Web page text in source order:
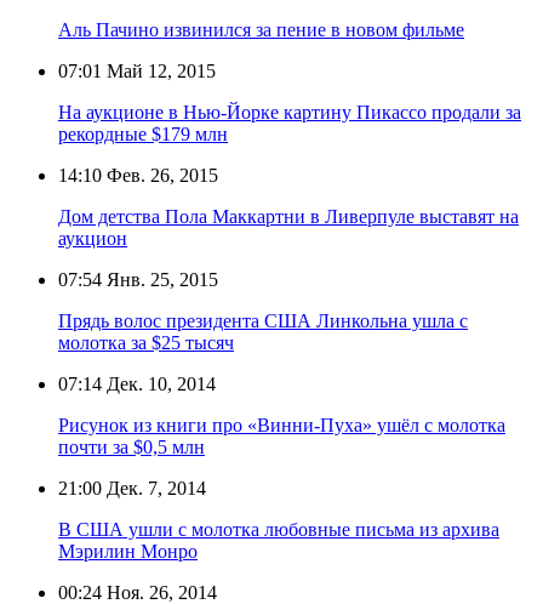
Аль Пачино извинился за пение в новом фильме
07:01 Май 12, 2015
На аукционе в Нью-Йорке картину Пикассо продали за
рекордные $179 млн
14:10 Фев. 26, 2015
Дом детства Пола Маккартни в Ливерпуле выставят на
аукцион
07:54 Янв. 25, 2015
Прядь волос президента США Линкольна ушла с
молотка за $25 тысяч
07:14 Дек. 10, 2014
Рисунок из книги про «Винни-Пуха» ушёл с молотка
почти за $0,5 млн
21:00 Дек. 7, 2014
В США ушли с молотка любовные письма из архива
Мэрилин Монро
00:24 Ноя. 26, 2014